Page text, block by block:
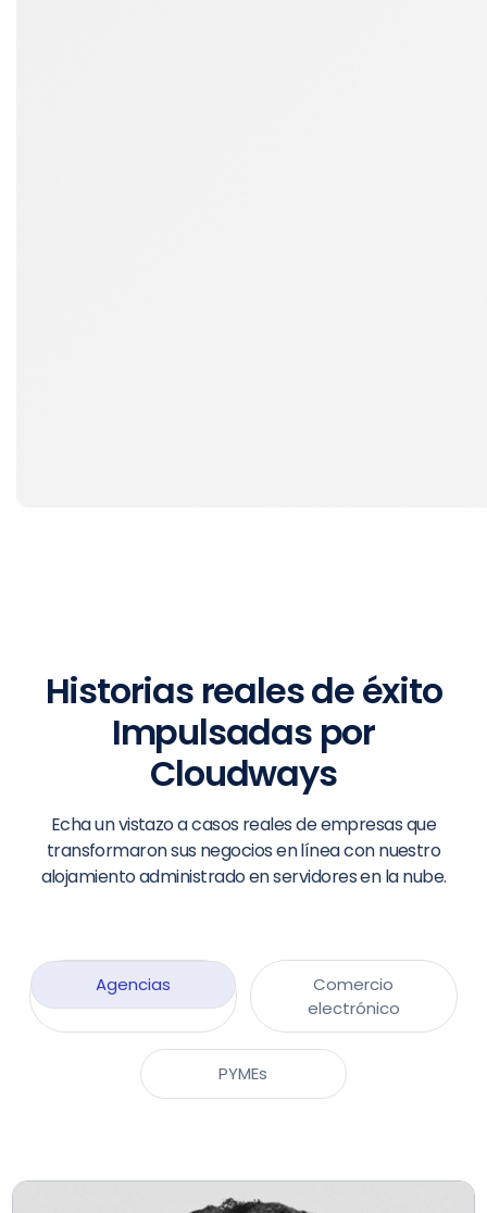
Historias reales de éxito
Impulsadas por
Cloudways
Echa un vistazo a casos reales de empresas que
transformaron sus negocios en línea con nuestro
alojamiento administrado en servidores en la nube.
Agencias
Comercio
electrónico
PYMEs